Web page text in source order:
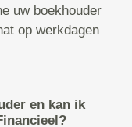
uw boekhouder
op werkdagen
en kan ik